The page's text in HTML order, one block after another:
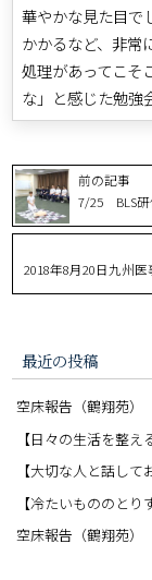
華やかな見た目で
かかるなど、非常
処理があってこそ
な」と感じた勉強
前の記事
7/25 BLS研
2018年8月20日九州
最近の投稿
空床報告（鶴翔苑）
【日々の生活を整え
【大切な人と話して
【冷たいもののと
空床報告（鶴翔苑）